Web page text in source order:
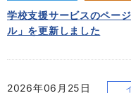
学校支援サービスのペー
ル」を更新しました
2026年06月25日